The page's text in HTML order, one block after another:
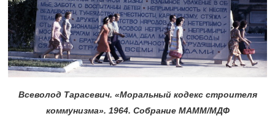
Всеволод Тарасевич. «Моральный кодекс строителя
коммунизма». 1964. Собрание МАММ/МДФ